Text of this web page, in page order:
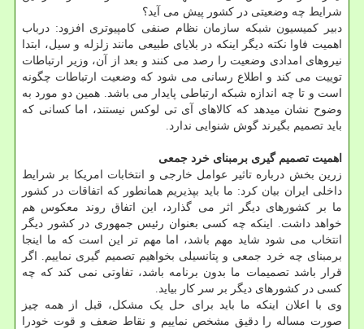
شرایط چه وضعیتی در کشور پیش می آید؟
دبیر کمیسیون شبکه سازمان نظام صنفی کامپیوتری افزود: درباب
اهمیت فاوا نکته دیگر اینکه در بلایای طبیعی مانند زلزله و سیل، ابتدا
نیروهای امدادی وضعیت را رصد می کنند و بعد از آن، وزیر ارتباطات
توییت می کند و اطلاع رسانی می شود که وضعیت ارتباطات چگونه
است و تا چه اندازه شبکه ارتباطی پایدار می باشد. همین دو مورد به
وضوح نشان میدهد که کالاهای آی تی لوکس نیستند، اما کسانی که
باید تصمیم بگیرند گوش شنوایی ندارد.
اهمیت تصمیم گیری برمبنای خرد جمعی
زرین بخش درباره تاثیر عوامل خارجی و انتخابات امریکا بر شرایط
داخلی ایران بیان کرد: ما باید بپذیریم همانطور که اتفاقات در کشور
ما بر کشورهای دیگر اثر می گذارد، این اتفاق روند معکوس هم
خواهد داشت. اینکه چه کسی بعنوان رئیس جمهوری در کشور دیگر
انتخاب می شود شاید مهم باشد، اما مهم تر این است که ما اینجا
برمبنای چه خرد جمعی و پتانسیلی بخواهیم تصمیم گیری نماییم. اگر
قرار باشد تصمیمات ما بدون برنامه باشد، تفاوتی نمی کند که چه
کسی در کشورهای دیگر بر سر کار بیاید.
وی با اعلان اینکه ما باید برای حل یک مشکل، قبل از همه چیز
صورت مساله را دقیق مشخص نماییم و نقاط ضعف و قوت خودرا